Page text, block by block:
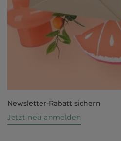
Newsletter-Rabatt sichern
Jetzt neu anmelden